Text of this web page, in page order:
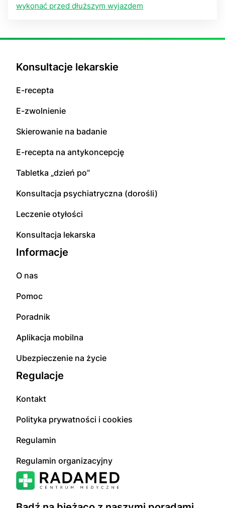
wykonać przed dłuższym wyjazdem
Konsultacje lekarskie
E-recepta
E-zwolnienie
Skierowanie na badanie
E-recepta na antykoncepcję
Tabletka „dzień po”
Konsultacja psychiatryczna (dorośli)
Leczenie otyłości
Konsultacja lekarska
Informacje
O nas
Pomoc
Poradnik
Aplikacja mobilna
Ubezpieczenie na życie
Regulacje
Kontakt
Polityka prywatności i cookies
Regulamin
Regulamin organizacyjny